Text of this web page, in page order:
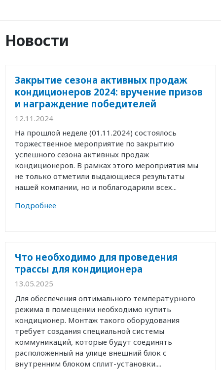
Новости
Закрытие сезона активных продаж
кондиционеров 2024: вручение призов
и награждение победителей
12.11.2024
На прошлой неделе (01.11.2024) состоялось
торжественное мероприятие по закрытию
успешного сезона активных продаж
кондиционеров. В рамках этого мероприятия мы
не только отметили выдающиеся результаты
нашей компании, но и поблагодарили всех...
Подробнее
Что необходимо для проведения
трассы для кондиционера
13.05.2025
Для обеспечения оптимального температурного
режима в помещении необходимо купить
кондиционер. Монтаж такого оборудования
требует создания специальной системы
коммуникаций, которые будут соединять
расположенный на улице внешний блок с
внутренним блоком сплит-установки....